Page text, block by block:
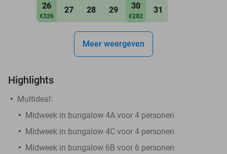
26
€326
27 28 29 30
€282
31
Meer weergeven
Highlights
Multideal:
Midweek in bungalow 4A voor 4 personen
Midweek in bungalow 4C voor 4 personen
Midweek in bungalow 6B voor 6 personen